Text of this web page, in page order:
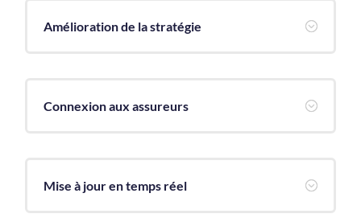
;
Amélioration de la stratégie
;
Connexion aux assureurs
;
Mise à jour en temps réel